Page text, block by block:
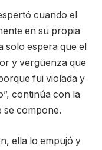
cuando el
en su propia
solo espera que el
y vergüenza que
fui violada y
continúa con la
se compone.
ella lo empujó y